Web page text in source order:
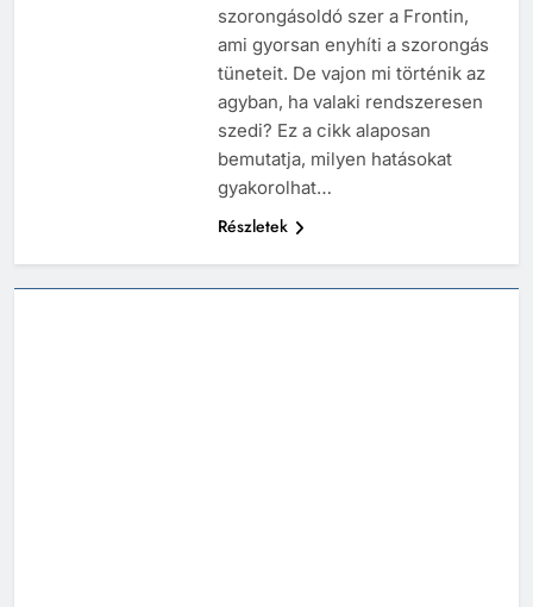
szorongásoldó szer a Frontin,
ami gyorsan enyhíti a szorongás
tüneteit. De vajon mi történik az
agyban, ha valaki rendszeresen
szedi? Ez a cikk alaposan
bemutatja, milyen hatásokat
gyakorolhat…
Részletek